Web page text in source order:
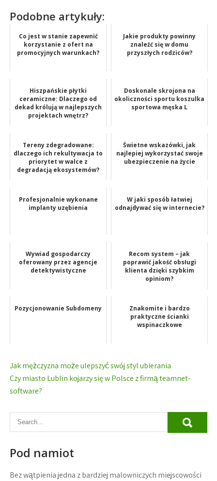
Podobne artykuły:
Co jest w stanie zapewnić
korzystanie z ofert na
promocyjnych warunkach?
Jakie produkty powinny
znaleźć się w domu
przyszłych rodziców?
Hiszpańskie płytki
ceramiczne: Dlaczego od
dekad królują w najlepszych
projektach wnętrz?
Doskonale skrojona na
okoliczności sportu koszulka
sportowa męska L
Tereny zdegradowane:
dlaczego ich rekultywacja to
priorytet w walce z
degradacją ekosystemów?
Świetne wskazówki, jak
najlepiej wykorzystać swoje
ubezpieczenie na życie
Profesjonalnie wykonane
implanty uzębienia
W jaki sposób łatwiej
odnajdywać się w internecie?
Wywiad gospodarczy
oferowany przez agencje
detektywistyczne
Recom system – jak
poprawić jakość obsługi
klienta dzięki szybkim
opiniom?
Pozycjonowanie Subdomeny
Znakomite i bardzo
praktyczne ścianki
wspinaczkowe
Nawigacja
wpisu
Jak mężczyzna może ulepszyć swój styl ubierania
Czy miasto Lublin kojarzy się w Polsce z firmą teamnet-
software?
Pod namiot
Bez wątpienia jedna z bardziej malowniczych miejscowości